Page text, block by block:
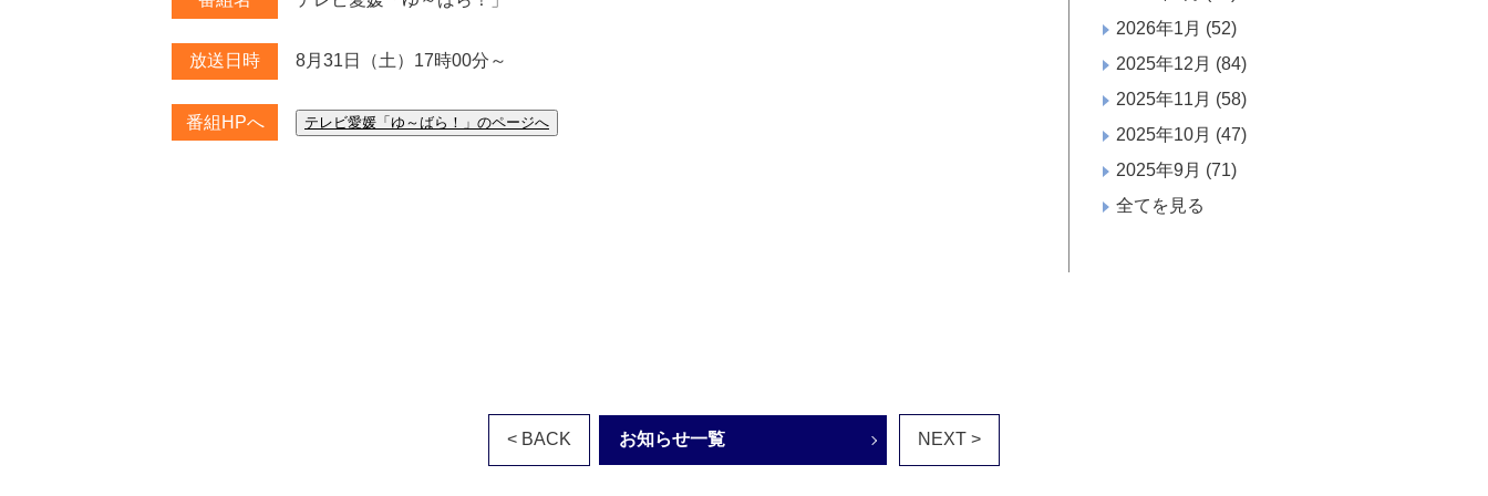
放送日時 8月31日（土）17時00分～
番組HPへ テレビ愛媛「ゆ～ばら！」のページへ
2026年1月 (52)
2025年12月 (84)
2025年11月 (58)
2025年10月 (47)
2025年9月 (71)
全てを見る
< BACK お知らせ一覧 NEXT >